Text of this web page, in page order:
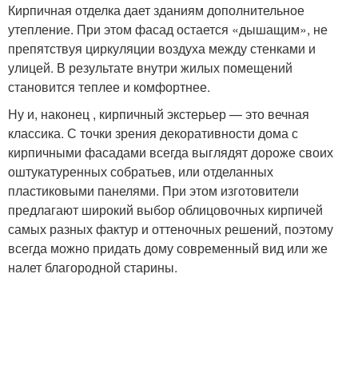
Кирпичная отделка дает зданиям дополнительное
утепление. При этом фасад остается «дышащим», не
препятствуя циркуляции воздуха между стенками и
улицей. В результате внутри жилых помещений
становится теплее и комфортнее.
Ну и, наконец , кирпичный экстерьер — это вечная
классика. С точки зрения декоративности дома с
кирпичными фасадами всегда выглядят дороже своих
оштукатуренных собратьев, или отделанных
пластиковыми панелями. При этом изготовители
предлагают широкий выбор облицовочных кирпичей
самых разных фактур и оттеночных решений, поэтому
всегда можно придать дому современный вид или же
налет благородной старины.